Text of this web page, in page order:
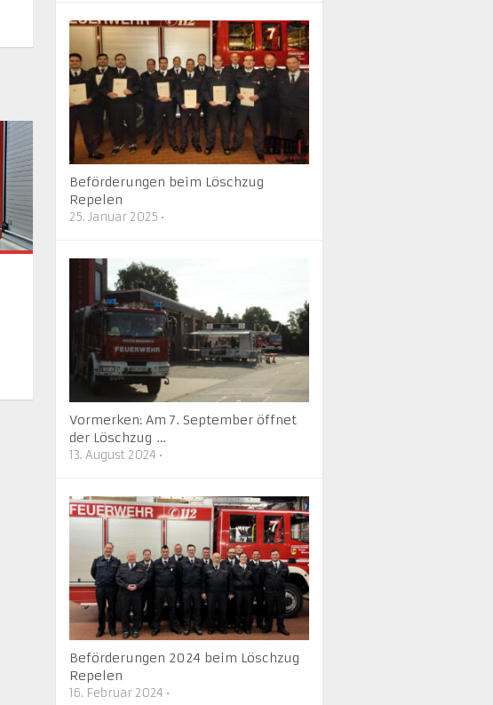
Beförderungen beim Löschzug
Repelen
25. Januar 2025 •
Vormerken: Am 7. September öffnet
der Löschzug …
13. August 2024 •
Beförderungen 2024 beim Löschzug
Repelen
16. Februar 2024 •